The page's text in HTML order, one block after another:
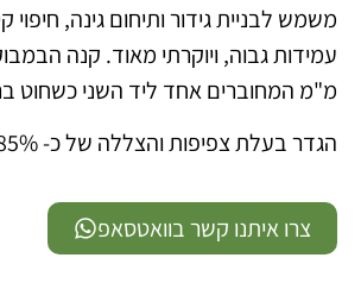
משמש לבניית גידור ותיחום גינה, חיפוי
מ"מ המחוברים אחד ליד השני כשחוט
הגדר בעלת צפיפות והצללה של כ- 85%
צרו איתנו קשר בוואטסאפ